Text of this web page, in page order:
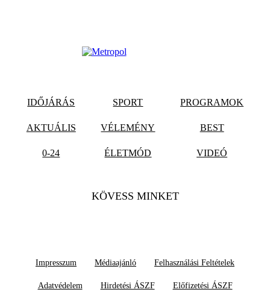
IDŐJÁRÁS SPORT PROGRAMOK
AKTUÁLIS VÉLEMÉNY BEST
0-24 ÉLETMÓD VIDEÓ
KÖVESS MINKET
Impresszum Médiaajánló Felhasználási Feltételek
Adatvédelem Hirdetési ÁSZF Előfizetési ÁSZF